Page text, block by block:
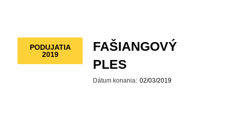
PODUJATIA
2019
FAŠIANGOVÝ
PLES
Dátum konania: 02/03/2019